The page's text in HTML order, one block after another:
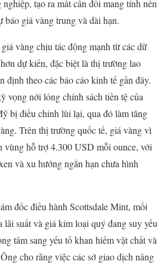
tạo ra mất cân đối mang tính nền
báo giá vàng trung và dài hạn.
vàng chịu tác động mạnh từ các dữ
dự kiến, đặc biệt là thị trường lao
định theo các báo cáo kinh tế gần đây.
vọng nới lỏng chính sách tiền tệ của
bị điều chỉnh lùi lại, qua đó làm tăng
Trên thị trường quốc tế, giá vàng vì
vùng hỗ trợ 4.300 USD mỗi ounce, với
và xu hướng ngắn hạn chưa hình
đốc điều hành Scottsdale Mint, mối
lãi suất và giá kim loại quý đang suy yếu
tâm sang yếu tố khan hiếm vật chất và
cho rằng việc các sở giao dịch nâng